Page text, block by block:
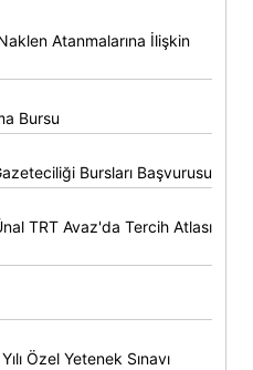
Atanmalarına İlişkin
Bursu
Bursları Başvurusu
TRT Avaz'da Tercih Atlası
Özel Yetenek Sınavı